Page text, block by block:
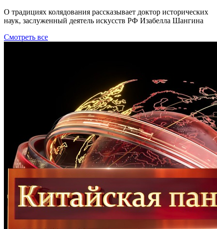
О традициях колядования рассказывает доктор исторических
наук, заслуженный деятель искусств РФ Изабелла Шангина
Смотреть все